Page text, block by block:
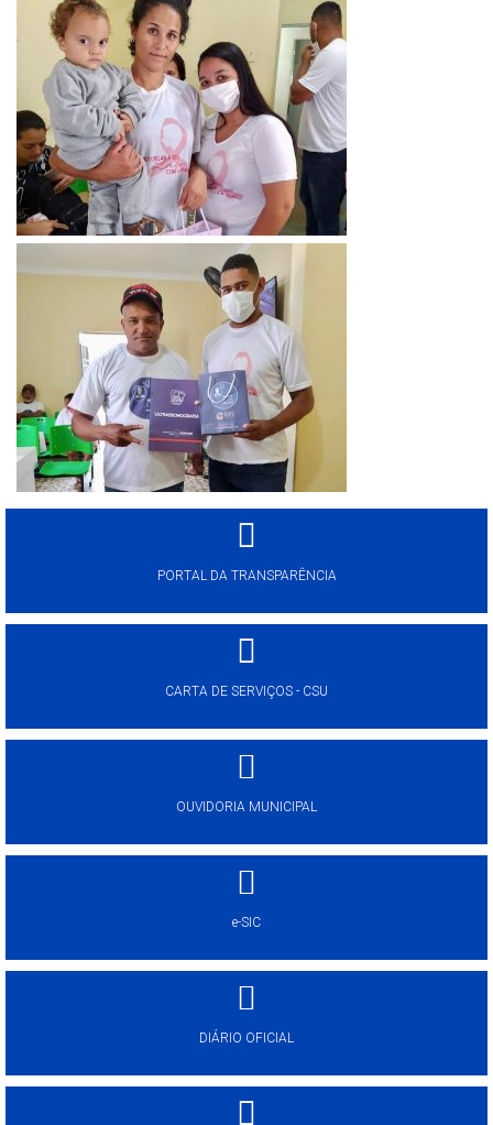
PORTAL DA TRANSPARÊNCIA
CARTA DE SERVIÇOS - CSU
OUVIDORIA MUNICIPAL
e-SIC
DIÁRIO OFICIAL